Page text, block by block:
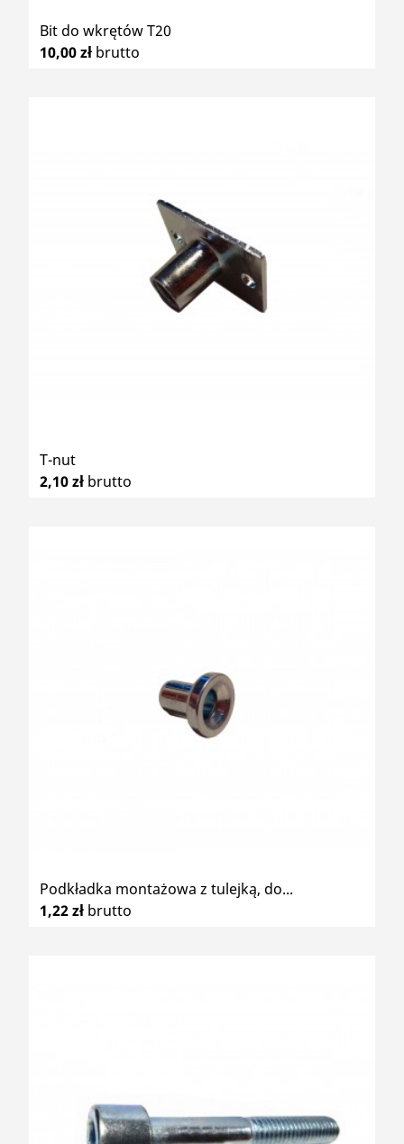
Bit do wkrętów T20
10,00 zł brutto
T-nut
2,10 zł brutto
Podkładka montażowa z tulejką, do...
1,22 zł brutto